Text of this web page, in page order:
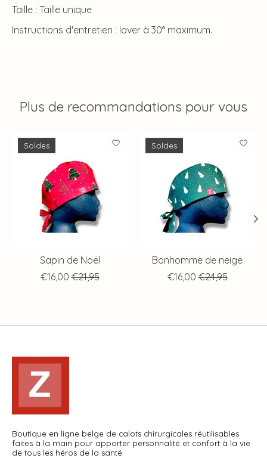
Taille : Taille unique
Instructions d'entretien : laver à 30° maximum.
Plus de recommandations pour vous
Articles du carrousel de produits
Soldes
Sapin de Noël
€16,00 €21,95
Soldes
Bonhomme de neige
€16,00 €24,95
Boutique en ligne belge de calots chirurgicales réutilisables
faites à la main pour apporter personnalité et confort à la vie
de tous les héros de la santé